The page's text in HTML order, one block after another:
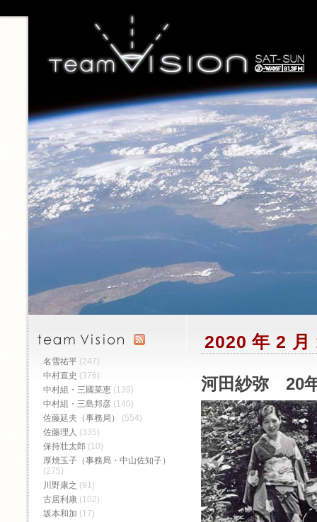
2020 年 2 月
河田紗弥 20
名雪祐平 (247)
中村直史 (376)
中村組・三國菜恵 (139)
中村組・三島邦彦 (140)
佐藤延夫（事務局）
(554)
佐藤理人 (335)
保持壮太郎 (10)
厚焼玉子（事務局・中山佐知子）
(275)
川野康之 (91)
古居利康 (102)
坂本和加 (17)